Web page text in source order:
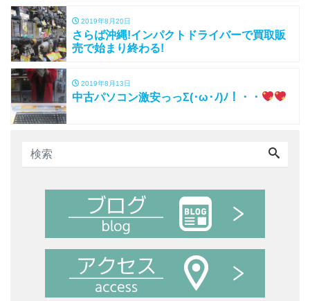
2019年8月20日
さらば沖縄!インパクトドライバーで買取販
売で始まり終わる!
2019年8月13日
中古パソコン激安っっΣ(･ω･ﾉ)ﾉ！・・